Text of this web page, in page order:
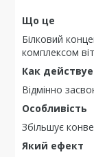
Що це
Білковий
комплексом
Как
Відмінно
Особливість
Збільшує
Який ефект